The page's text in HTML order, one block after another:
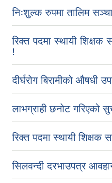
निःशुल्क रुपमा तालिम
रिक्त पदमा स्थायी शिक्षक
!
दीर्घरोग बिरामीको औषधी
लाभग्राही छनोट गरिएको
रिक्त पदमा स्थायी शिक्षक
सिलवन्दी दरभाउपत्र